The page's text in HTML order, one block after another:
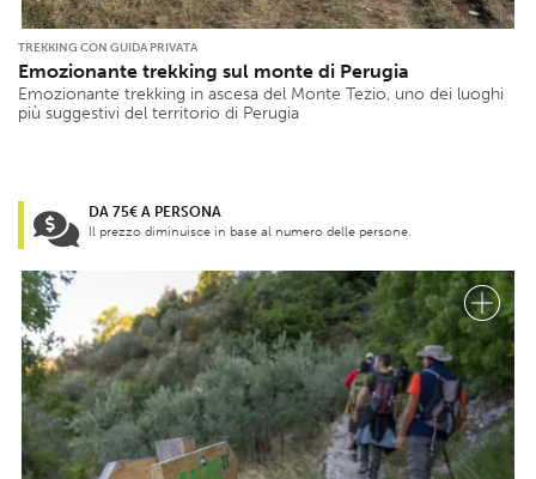
TREKKING CON GUIDA PRIVATA
Emozionante trekking sul monte di Perugia
Emozionante trekking in ascesa del Monte Tezio, uno dei luoghi
più suggestivi del territorio di Perugia
DA 75€ A PERSONA
Il prezzo diminuisce in base al numero delle persone.